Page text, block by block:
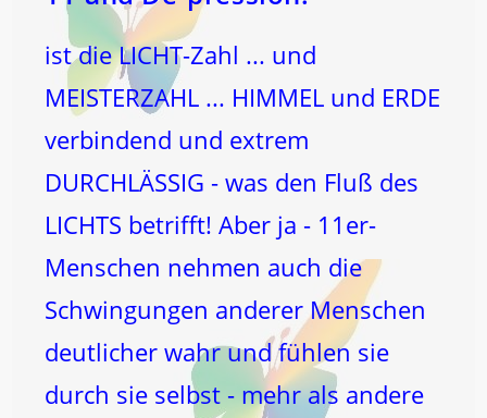
ist die LICHT-Zahl ... und
MEISTERZAHL ... HIMMEL und ERDE
verbindend und extrem
DURCHLÄSSIG - was den Fluß des
LICHTS betrifft! Aber ja - 11er-
Menschen nehmen auch die
Schwingungen anderer Menschen
deutlicher wahr und fühlen sie
durch sie selbst - mehr als andere